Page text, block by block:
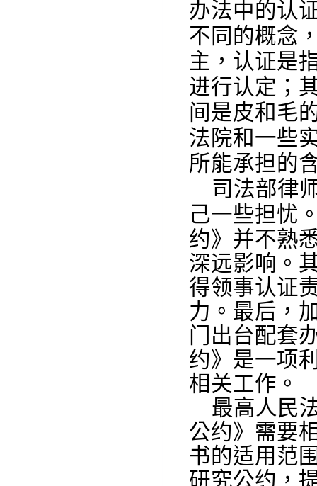
办法中的认
不同的概念
主，认证是
进行认定；
间是皮和毛
法院和一些
所能承担的
司法部律
己一些担忧
约》并不熟
深远影响。
得领事认证
力。最后，
门出台配套
约》是一项
相关工作。
最高人民
公约》需要
书的适用范
研究公约，